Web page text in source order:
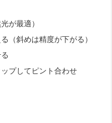
が最適）
（斜めは精度が下がる）
プしてピント合わせ